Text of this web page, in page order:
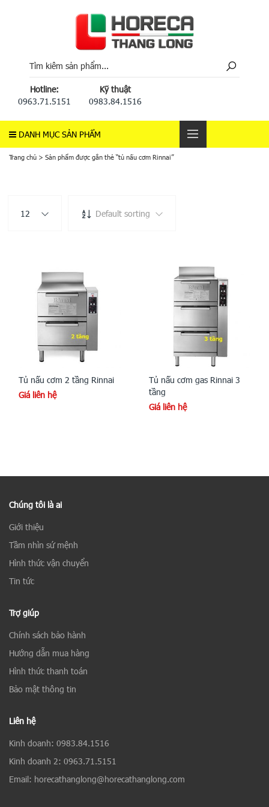
Hotline:
0963.71.5151
Kỹ thuật
0983.84.1516
DANH MỤC SẢN PHẨM
Trang chủ > Sản phẩm được gắn thẻ “tủ nấu cơm Rinnai”
12 Default sorting
Tủ nấu cơm 2 tầng Rinnai
Giá liên hệ
Tủ nấu cơm gas Rinnai 3
tầng
Giá liên hệ
Chúng tôi là ai
Giới thiệu
Tầm nhìn sứ mệnh
Hình thức vận chuyển
Tin tức
Trợ giúp
Chính sách bảo hành
Hướng dẫn mua hàng
Hình thức thanh toán
Bảo mật thông tin
Liên hệ
Kinh doanh: 0983.84.1516
Kinh doanh 2: 0963.71.5151
Email: horecathanglong@horecathanglong.com